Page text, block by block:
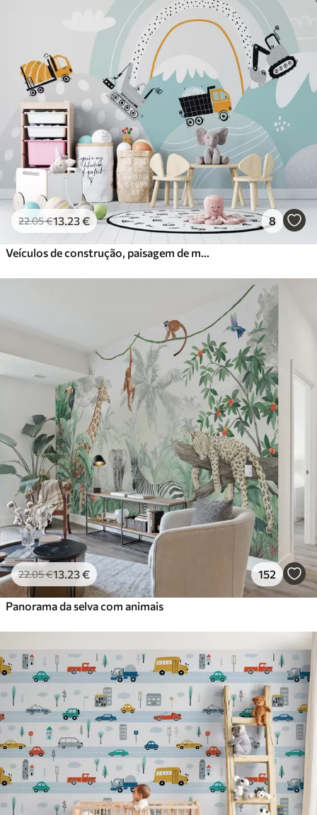
22.05€13 .23€ 8
22.05€13 .23€ 152
Panorama da selva com animais